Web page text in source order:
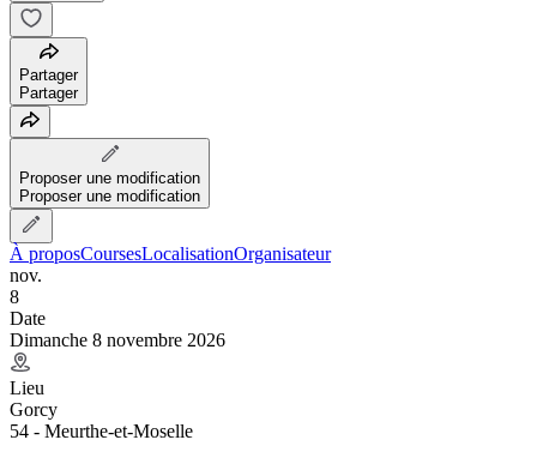
Partager
Partager
Proposer une modification
Proposer une modification
À proposCoursesLocalisationOrganisateur
nov.
8
Date
Dimanche 8 novembre 2026
Lieu
Gorcy
54 - Meurthe-et-Moselle